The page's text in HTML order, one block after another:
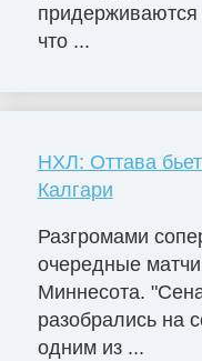
придерживаются
что ...
НХЛ: Оттава
Калгари
Разгромами
очередные
Миннесота.
разобрались на
одним из ...